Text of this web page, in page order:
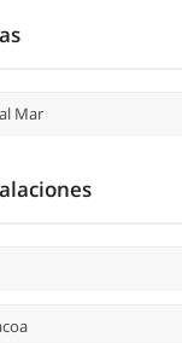
Mar